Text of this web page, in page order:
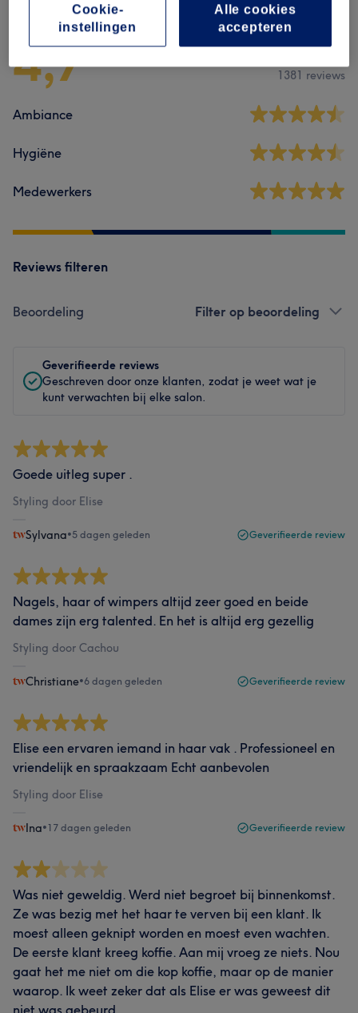
4,7 1381 reviews
Ambiance
Hygiëne
Medewerkers
Reviews filteren
Beoordeling Filter op beoordeling
Geverifieerde reviews
Geschreven door onze klanten, zodat je weet wat je
kunt verwachten bij elke salon.
Goede uitleg super .
Styling door Elise
Sylvana•5 dagen geleden Geverifieerde review
Nagels, haar of wimpers altijd zeer goed en beide
dames zijn erg talented. En het is altijd erg gezellig
Styling door Cachou
Christiane•6 dagen geleden Geverifieerde review
Elise een ervaren iemand in haar vak . Professioneel en
vriendelijk en spraakzaam Echt aanbevolen
Styling door Elise
Ina•17 dagen geleden Geverifieerde review
Was niet geweldig. Werd niet begroet bij binnenkomst.
Ze was bezig met het haar te verven bij een klant. Ik
moest alleen geknipt worden en moest even wachten.
De eerste klant kreeg koffie. Aan mij vroeg ze niets. Nou
gaat het me niet om die kop koffie, maar op de manier
waarop. Ik weet zeker dat als Elise er was geweest dit
niet was gebeurd.
Alle cookies
accepteren
Cookie-
instellingen